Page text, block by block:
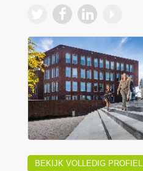
BEKIJK VOLLEDIG PROFIEL